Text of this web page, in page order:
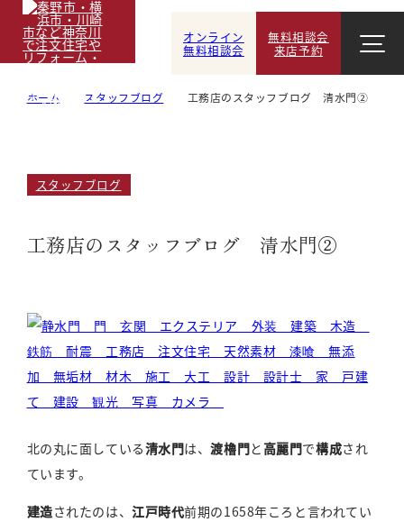
オンライン
無料相談会
無料相談会
来店予約
ホーム スタッフブログ 工務店のスタッフブログ 清水門②
スタッフブログ
工務店のスタッフブログ 清水門②
北の丸に面している清水門は、渡櫓門と 高麗門で構成され
ています。
建造されたのは、江戸時代前期の1658年ころと言われてい